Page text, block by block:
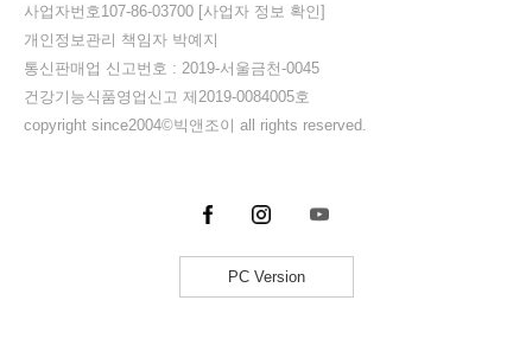
사업자번호107-86-03700 [사업자 정보 확인]
개인정보관리 책임자 박예지
통신판매업 신고번호 : 2019-서울금천-0045
건강기능식품영업신고 제2019-0084005호
copyright since2004©빅앤조이 all rights reserved.
PC Version